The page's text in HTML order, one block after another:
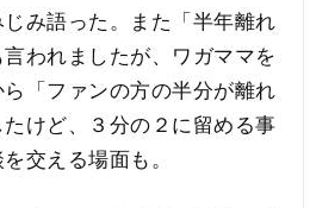
み語った。また「半年離れ
われましたが、ワガママを
「ファンの方の半分が離れ
けど、３分の２に留める事
交える場面も。